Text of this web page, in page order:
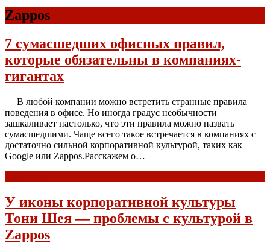
Zappos
7 сумасшедших офисных правил,
которые обязательны в компаниях-
гигантах
В любой компании можно встретить странные правила
поведения в офисе. Но иногда градус необычности
зашкаливает настолько, что эти правила можно назвать
сумасшедшими. Чаще всего такое встречается в компаниях с
достаточно сильной корпоративной культурой, таких как
Google или Zappos.Расскажем о…
У иконы корпоративной культуры
Тони Шея — проблемы с культурой в
Zappos